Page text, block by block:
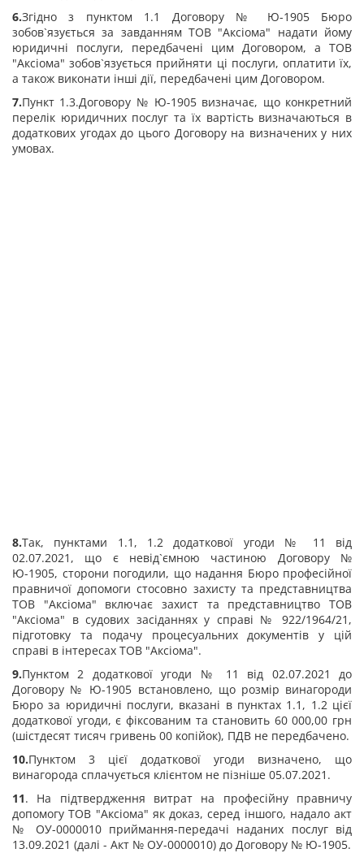
6.Згідно з пунктом 1.1 Договору № Ю-1905 Бюро
зобов`язується за завданням ТОВ "Аксіома" надати йому
юридичні послуги, передбачені цим Договором, а ТОВ
"Аксіома" зобов`язується прийняти ці послуги, оплатити їх,
а також виконати інші дії, передбачені цим Договором.
7.Пункт 1.3.Договору № Ю-1905 визначає, що конкретний
перелік юридичних послуг та їх вартість визначаються в
додаткових угодах до цього Договору на визначених у них
умовах.
8.Так, пунктами 1.1, 1.2 додаткової угоди № 11 від
02.07.2021, що є невід`ємною частиною Договору №
Ю-1905, сторони погодили, що надання Бюро професійної
правничої допомоги стосовно захисту та представництва
ТОВ "Аксіома" включає захист та представництво ТОВ
"Аксіома" в судових засіданнях у справі № 922/1964/21,
підготовку та подачу процесуальних документів у цій
справі в інтересах ТОВ "Аксіома".
9.Пунктом 2 додаткової угоди № 11 від 02.07.2021 до
Договору № Ю-1905 встановлено, що розмір винагороди
Бюро за юридичні послуги, вказані в пунктах 1.1, 1.2 цієї
додаткової угоди, є фіксованим та становить 60 000,00 грн
(шістдесят тисяч гривень 00 копійок), ПДВ не передбачено.
10.Пунктом 3 цієї додаткової угоди визначено, що
винагорода сплачується клієнтом не пізніше 05.07.2021.
11. На підтвердження витрат на професійну правничу
допомогу ТОВ "Аксіома" як доказ, серед іншого, надало акт
№ ОУ-0000010 приймання-передачі наданих послуг від
13.09.2021 (далі - Акт № ОУ-0000010) до Договору № Ю-1905.